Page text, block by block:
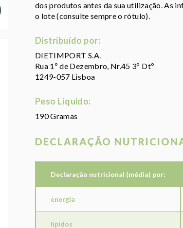
dos produtos antes da sua utilização. As
o lote (consulte sempre o rótulo).
Distribuído por:
DIETIMPORT S.A.
Rua 1º de Dezembro, Nr.45 3º Dtº
1249-057 Lisboa
Peso Líquido:
190 Gramas
DECLARAÇÃO
Declaração nutricional (média) por:
energia
lípidos